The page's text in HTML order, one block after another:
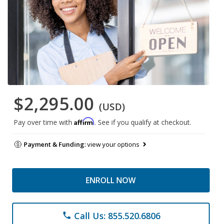
$2,295.00 (USD)
Pay over time with Affirm. See if you qualify at checkout.
Payment & Funding:view your options
ENROLL NOW
phone Call Us: 855.520.6806